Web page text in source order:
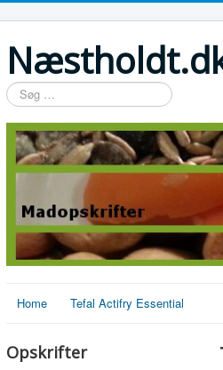
Søg
…
Home Tefal Actifry Essential
Opskrifter